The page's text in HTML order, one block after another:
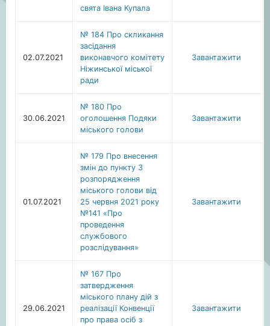
свята Івана Купала
02.07.2021
№ 184 Про скликання
засідання
виконавчого комітету
Ніжинської міської
ради
Завантажити
30.06.2021
№ 180 Про
оголошення Подяки
міського голови
Завантажити
01.07.2021
№ 179 Про внесення
змін до пункту 3
розпорядження
міського голови від
25 червня 2021 року
№141 «Про
проведення
службового
розслідування»
Завантажити
29.06.2021
№ 167 Про
затвердження
міського плану дій з
реалізації Конвенції
про права осіб з
Завантажити